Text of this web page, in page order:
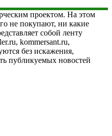
проектом. На этом
не покупают, ни какие
собой ленту
kommersant.ru,
без искажения,
публикуемых новостей